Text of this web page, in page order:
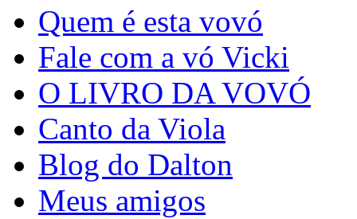
Quem é esta vovó
Fale com a vó Vicki
O LIVRO DA VOVÓ
Canto da Viola
Blog do Dalton
Meus amigos